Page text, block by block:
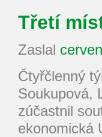
Třetí
Zaslal
Čtyřčlenný
Soukupová,
zúčastnil
ekonomická